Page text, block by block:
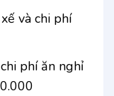
và chi phí
phí ăn nghỉ